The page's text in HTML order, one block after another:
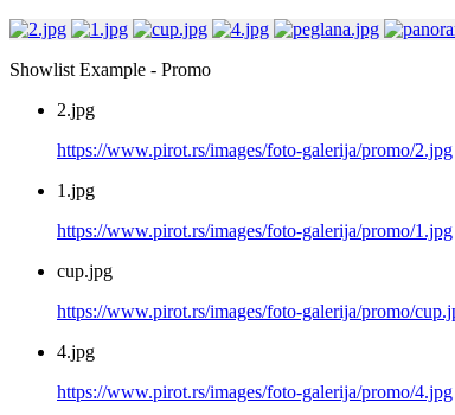
Showlist Example - Promo
2.jpg
https://www.pirot.rs/images/foto-galerija/promo/2.jpg
1.jpg
https://www.pirot.rs/images/foto-galerija/promo/1.jpg
cup.jpg
https://www.pirot.rs/images/foto-galerija/promo/
4.jpg
https://www.pirot.rs/images/foto-galerija/promo/4.jpg